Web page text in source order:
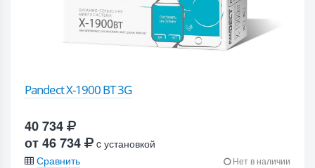
Pandect X-1900 BT 3G
40 734
от 46 734
c установкой
Сравнить
Нет в наличии